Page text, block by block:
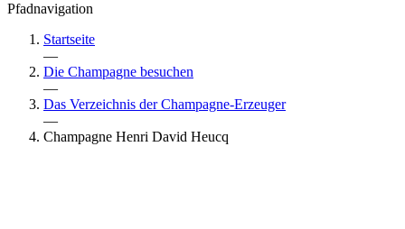
Pfadnavigation
Startseite
—
Die Champagne besuchen
—
Das Verzeichnis der Champagne-Erzeuger
—
Champagne Henri David Heucq